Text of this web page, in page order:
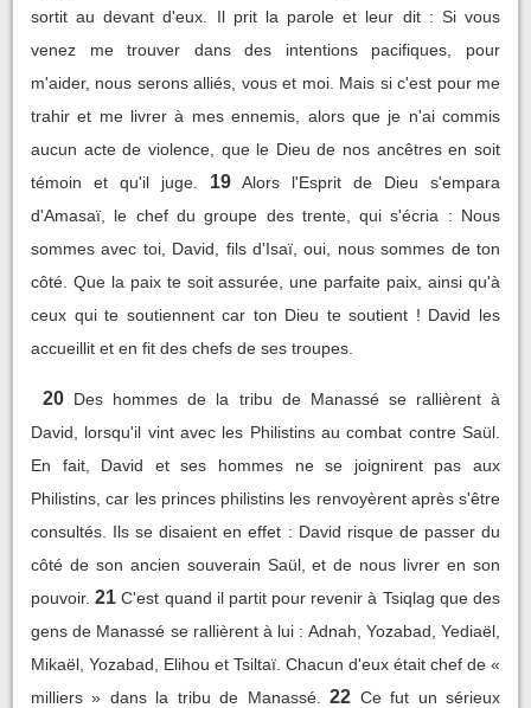
sortit au devant d'eux. Il prit la parole et leur dit : Si vous
venez me trouver dans des intentions pacifiques, pour
m'aider, nous serons alliés, vous et moi. Mais si c'est pour me
trahir et me livrer à mes ennemis, alors que je n'ai commis
aucun acte de violence, que le Dieu de nos ancêtres en soit
témoin et qu'il juge.
19 Alors l'Esprit de Dieu s'empara
d'Amasaï, le chef du groupe des trente, qui s'écria : Nous
sommes avec toi, David, fils d'Isaï, oui, nous sommes de ton
côté. Que la paix te soit assurée, une parfaite paix, ainsi qu'à
ceux qui te soutiennent car ton Dieu te soutient ! David les
accueillit et en fit des chefs de ses troupes.
20 Des hommes de la tribu de Manassé se rallièrent à
David, lorsqu'il vint avec les Philistins au combat contre Saül.
En fait, David et ses hommes ne se joignirent pas aux
Philistins, car les princes philistins les renvoyèrent après s'être
consultés. Ils se disaient en effet : David risque de passer du
côté de son ancien souverain Saül, et de nous livrer en son
pouvoir. 21 C'est quand il partit pour revenir à Tsiqlag que des
gens de Manassé se rallièrent à lui : Adnah, Yozabad, Yediaël,
Mikaël, Yozabad, Elihou et Tsiltaï. Chacun d'eux était chef de «
milliers » dans la tribu de Manassé.
22 Ce fut un sérieux